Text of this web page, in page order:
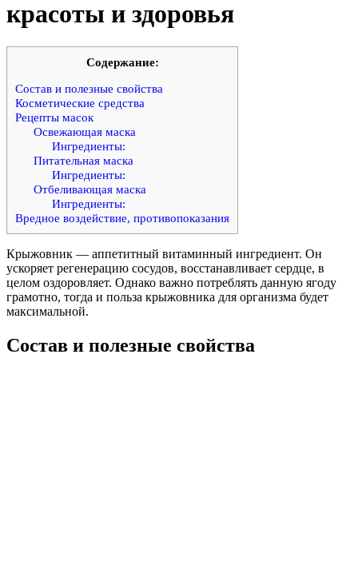
красоты и здоровья
Cодержание:
Состав и полезные свойства
Косметические средства
Рецепты масок
Освежающая маска
Ингредиенты:
Питательная маска
Ингредиенты:
Отбеливающая маска
Ингредиенты:
Вредное воздействие, противопоказания
Крыжовник — аппетитный витаминный ингредиент. Он
ускоряет регенерацию сосудов, восстанавливает сердце, в
целом оздоровляет. Однако важно потреблять данную ягоду
грамотно, тогда и польза крыжовника для организма будет
максимальной.
Состав и полезные свойства